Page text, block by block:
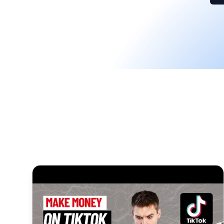
TikTok Affiliate Marketing für Anfänger